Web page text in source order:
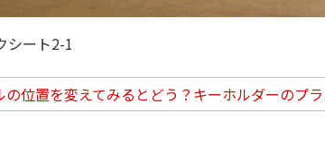
シート2-1
の位置を変えてみるとどう？キーホルダーのプ